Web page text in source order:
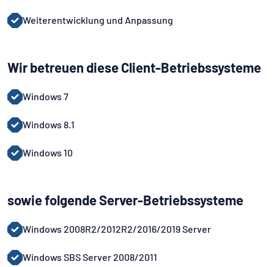
Weiterentwicklung und Anpassung
Wir betreuen diese Client-Betriebssysteme
Windows 7
Windows 8.1
Windows 10
sowie folgende Server-Betriebssysteme
Windows 2008R2/2012R2/2016/2019 Server
Windows SBS Server 2008/2011